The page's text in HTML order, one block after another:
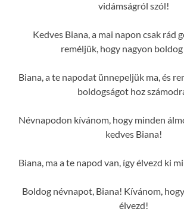
vidámságról szól!
Kedves Biana, a mai napon csak rád
reméljük, hogy nagyon
Biana, a te napodat ünnepeljük ma, és
boldogságot hoz
Névnapodon kívánom, hogy minden
kedves Biana!
Biana, ma a te napod van, így élvezd ki
Boldog névnapot, Biana! Kívánom,
élvezd!